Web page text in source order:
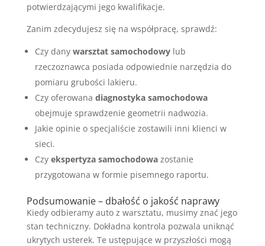
potwierdzającymi jego kwalifikacje.
Zanim zdecydujesz się na współpracę, sprawdź:
Czy dany warsztat samochodowylub
rzeczoznawca posiada odpowiednie narzędzia do
pomiaru grubości lakieru.
Czy oferowana diagnostyka samochodowa
obejmuje sprawdzenie geometrii nadwozia.
Jakie opinie o specjaliście zostawili inni klienci w
sieci.
Czy ekspertyza samochodowazostanie
przygotowana w formie pisemnego raportu.
Podsumowanie – dbałość o jakość naprawy
Kiedy odbieramy auto z warsztatu, musimy znać jego
stan techniczny. Dokładna kontrola pozwala uniknąć
ukrytych usterek. Te ustępujące w przyszłości mogą